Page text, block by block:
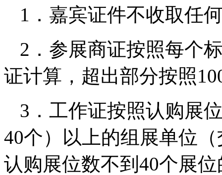
1．嘉宾证件不收取任
2．参展商证按照每个
证计算，超出部分按照
3．工作证按照认购展
40个）以上的组展单位
认购展位数不到40个展